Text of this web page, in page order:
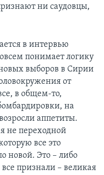
ни саудовцы,
в интервью
понимает логику
выборов в Сирии
от
в общем-то,
на
аппетиты.
не переходной
все это
новой. Это – либо
признали – великая